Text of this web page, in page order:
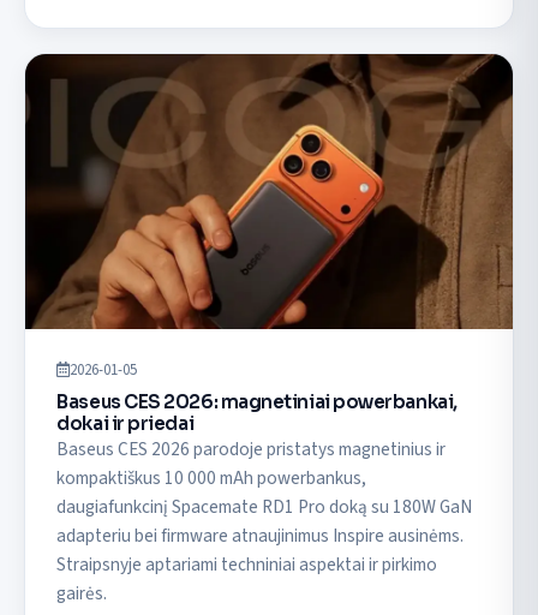
2026-01-05
Baseus CES 2026: magnetiniai powerbankai,
dokai ir priedai
Baseus CES 2026 parodoje pristatys magnetinius ir
kompaktiškus 10 000 mAh powerbankus,
daugiafunkcinį Spacemate RD1 Pro doką su 180W GaN
adapteriu bei firmware atnaujinimus Inspire ausinėms.
Straipsnyje aptariami techniniai aspektai ir pirkimo
gairės.